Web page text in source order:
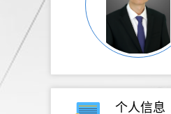
个人信息